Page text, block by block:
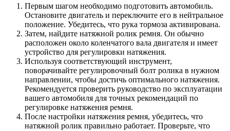
Первым шагом необходимо подготовить автомобиль.
Остановите двигатель и переключите его в нейтральное
положение. Убедитесь, что рука тормоза активирована.
Затем, найдите натяжной ролик ремня. Он обычно
расположен около коленчатого вала двигателя и имеет
устройство для регулировки натяжения.
Используя соответствующий инструмент,
поворачивайте регулировочный болт ролика в нужном
направлении, чтобы достичь оптимального натяжения.
Рекомендуется проверить руководство по эксплуатации
вашего автомобиля для точных рекомендаций по
регулировке натяжения ремня.
После настройки натяжения ремня, убедитесь, что
натяжной ролик правильно работает. Проверьте, что